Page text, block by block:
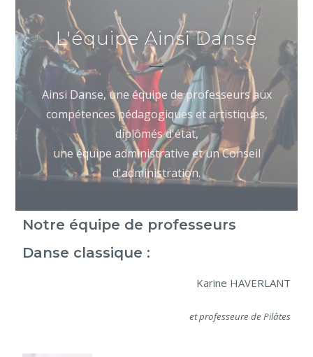
L'équipe Ainsi Danse
Ainsi Danse, une équipe de professeurs aux
compétences pédagogiques et artistiques,
diplômés d'état,
une équipe administrative et un Conseil
d'administration.
Notre équipe de professeurs
Danse classique :
Karine HAVERLANT
et professeure de Pilâtes